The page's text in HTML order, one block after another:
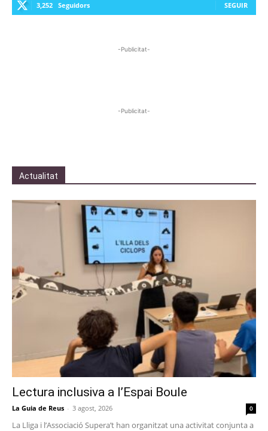
3,252 Seguidors SEGUIR
-Publicitat-
-Publicitat-
Actualitat
Lectura inclusiva a l’Espai Boule
La Guia de Reus - 3 agost, 2026 0
La Lliga i l’Associació Supera’t han organitzat una activitat conjunta a